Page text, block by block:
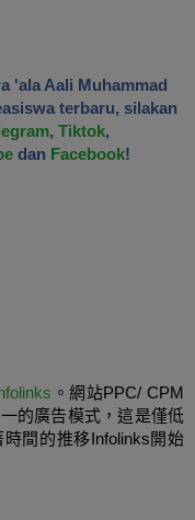
'ala Aali Muhammad
terbaru, silakan
, Tiktok,
dan Facebook!
。網站PPC/CPM
的廣告模式，這是僅低
間的推移Infolinks開始